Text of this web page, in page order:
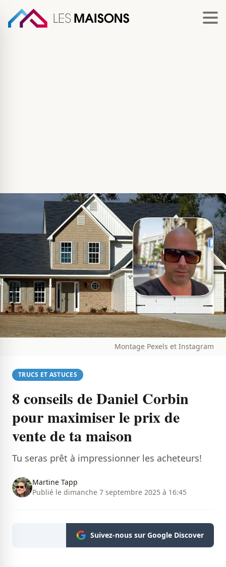
Montage Pexels et Instagram
TRUCS ET ASTUCES
8 conseils de Daniel Corbin
pour maximiser le prix de
vente de ta maison
Tu seras prêt à impressionner les acheteurs!
Martine Tapp
Publié le dimanche 7 septembre 2025 à 16:45
Suivez-nous sur Google Discover